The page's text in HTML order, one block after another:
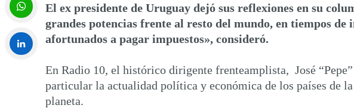
El ex presidente de Uruguay dejó sus reflexiones en su
grandes potencias frente al resto del mundo, en tiempos
afortunados a pagar impuestos», consideró.
En Radio 10, el histórico dirigente frenteamplista, José
particular la actualidad política y económica de los países de
planeta.
WhatsApp